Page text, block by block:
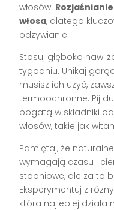
włosów.
włosa, dlatego
odżywianie.
Stosuj głęboko
tygodniu. Unikaj
musisz ich użyć,
termoochronne. Pij
bogatą w składniki
włosów, takie jak
Pamiętaj, że
wymagają czasu i
stopniowe, ale za to
Eksperymentuj z
która najlepiej działa